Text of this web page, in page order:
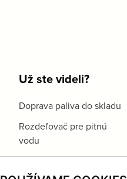
Už ste videli?
Doprava paliva do skladu
Rozdeľovač pre pitnú
vodu